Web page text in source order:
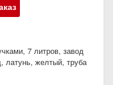
7 литров, завод
латунь, желтый, труба